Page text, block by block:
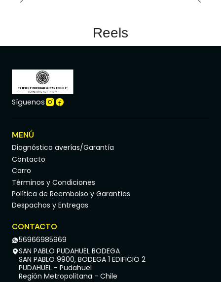
Reels
Síguenos
MENÚ
Diagnóstico averías/Garantía
Contacto
Carro
Términos y Condiciones
Política de Reembolso y Garantías
Despachos y Entregas
CONTACTO
56966985969
SAN PABLO PUDAHUEL BODEGA
SAN PABLO 9900, BODEGA 1 EDIFICIO 2
PUDAHUEL - Pudahuel
Región Metropolitana - Chile